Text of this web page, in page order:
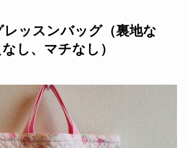
ッスンバッグ（裏地な
し、マチなし）